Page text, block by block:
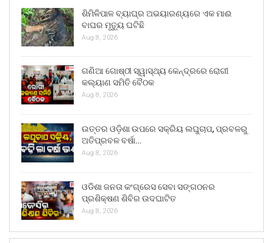
ଶିମିଳିପାଳ ବ୍ୟାଘ୍ର ଅଭୟାରଣ୍ୟରେ ଏକ ମାଈ
ବାଘର ମୃତ୍ୟୁ ଘଟିଛି
Aug 8, 2026
ଗଣିଆ ଗୋଷ୍ଠୀ ସ୍ୱାସ୍ଥ୍ୟ କେନ୍ଦ୍ରରେ ରୋଗୀ
କଲ୍ୟାଣ ସମିତି ବୈଠକ
Aug 8, 2026
ଉତ୍ତର ଓଡ଼ିଶା ଉପରେ ସକ୍ରିୟ ଲଘୁଚାପ, ପ୍ରବଳରୁ
ଅତିପ୍ରବଳ ବର୍ଷା…
Aug 8, 2026
ଓଡିଶା ଜନତା କଂଗ୍ରେସ ସେବା ସଙ୍ଗଠନର
ପ୍ରଶିକ୍ଷଣ ଶିବିର ଉଦଘାଟିତ
Aug 8, 2026